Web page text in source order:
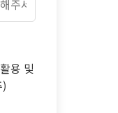
용 및